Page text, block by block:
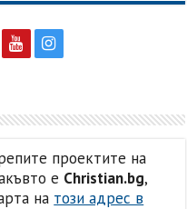
проектите на
е Christian.bg,
на този адрес в